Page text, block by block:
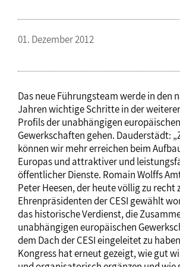
01. Dezember 2012
Das neue Führungsteam werde in den
Jahren wichtige Schritte in der
Profils der unabhängigen europäischen
Gewerkschaften gehen. Dauderstädt:
können wir mehr erreichen beim
Europas und attraktiver und
öffentlicher Dienste. Romain Wolffs
Peter Heesen, der heute völlig zu recht
Ehrenpräsidenten der CESI gewählt
das historische Verdienst, die
unabhängigen europäischen
dem Dach der CESI eingeleitet zu
Kongress hat erneut gezeigt, wie gut